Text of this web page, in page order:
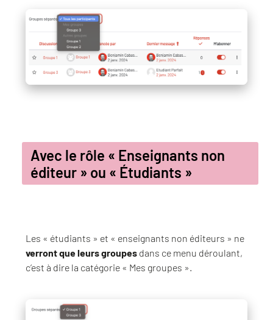
Avec le rôle « Enseignants non
éditeur » ou « Étudiants »
Les « étudiants » et « enseignants non éditeurs » ne
verront que leurs groupes dans ce menu déroulant,
c’est à dire la catégorie « Mes groupes ».